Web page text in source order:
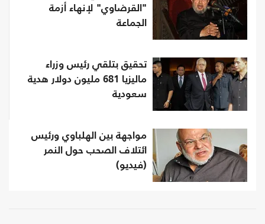
"القرضاوي" لإنهاء أزمة
الجماعة
تحقيق بتلقي رئيس وزراء
ماليزيا 681 مليون دولار هدية
سعودية
مواجهة بين الهلباوي ورئيس
ائتلاف الصحب حول النمر
(فيديو)